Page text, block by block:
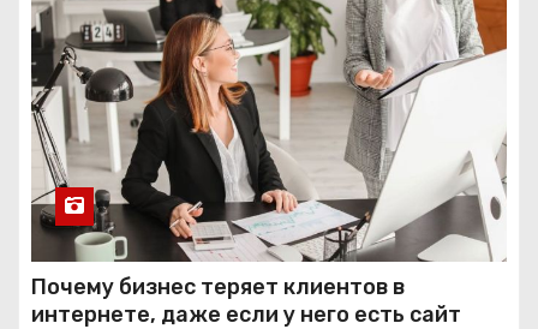
Почему бизнес теряет клиентов в
интернете, даже если у него есть сайт